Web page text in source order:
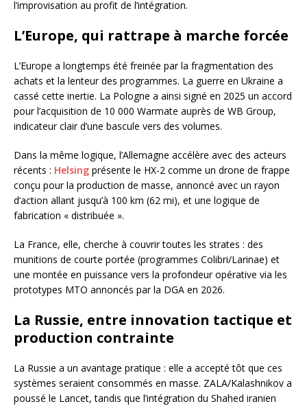
l’improvisation au profit de l’intégration.
L’Europe, qui rattrape à marche forcée
L’Europe a longtemps été freinée par la fragmentation des
achats et la lenteur des programmes. La guerre en Ukraine a
cassé cette inertie. La Pologne a ainsi signé en 2025 un accord
pour l’acquisition de 10 000 Warmate auprès de WB Group,
indicateur clair d’une bascule vers des volumes.
Dans la même logique, l’Allemagne accélère avec des acteurs
récents : Helsing présente le HX-2 comme un drone de frappe
conçu pour la production de masse, annoncé avec un rayon
d’action allant jusqu’à 100 km (62 mi), et une logique de
fabrication « distribuée ».
La France, elle, cherche à couvrir toutes les strates : des
munitions de courte portée (programmes Colibri/Larinae) et
une montée en puissance vers la profondeur opérative via les
prototypes MTO annoncés par la DGA en 2026.
La Russie, entre innovation tactique et
production contrainte
La Russie a un avantage pratique : elle a accepté tôt que ces
systèmes seraient consommés en masse. ZALA/Kalashnikov a
poussé le Lancet, tandis que l’intégration du Shahed iranien